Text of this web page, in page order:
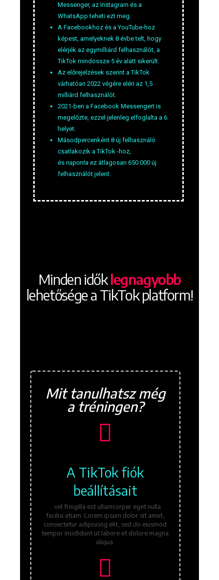
Messenger, az Instagram és a
WhatsApp teheti ezt meg.
A Facebookhoz és a YouTube-hoz
képest, amelyeknek 8 évbe telt, hogy
elérjék az egymilliárd felhasználót, a
TikTok mindössze 5 év alatt sikerült.
Az előrejelzések szerint a TikTok
várhatóan 2022 végére eléri az 1,5
milliárd felhasználót.
2021-ben a Facebook Messengert is
megelőzte, ezzel jelenleg elfoglalta a 6.
helyet.
Másodpercenként 8 új felhasználó
csatlakozik a TikTok -hoz,
ésnaponta ez átlagosan 650 000 új
felhasználót jelent.
Minden időklegnagyobb
lehetősége a TikTok platform!
Mit tanulhatsz még
a tréningen?
A TikTok fiók
beállításait
...vel fringilla est ullamcorper eget nulla
facilisi etiam. Lorem ipsum dolor sit amet,
consectetur adipiscing elit, sed do eiusmod
tempor incididunt ut labore et dolore magna
aliqua.